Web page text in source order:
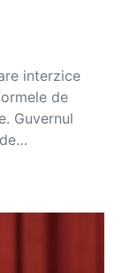
interzice
de
Guvernul